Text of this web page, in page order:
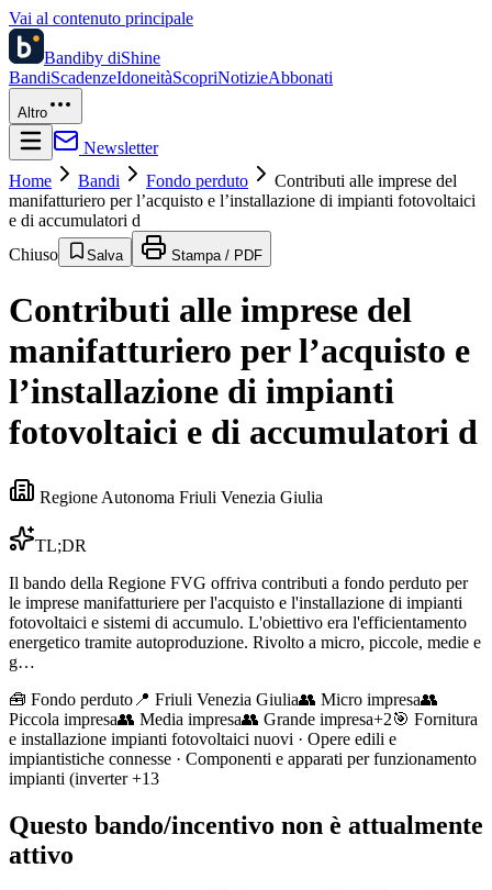
Vai al contenuto principale
Bandiby diShine
BandiScadenzeIdoneitàScopriNotizieAbbonati
Altro
Newsletter
Home
Bandi Fondo perduto
Contributi alle imprese del
manifatturiero per l’acquisto e l’installazione di impianti fotovoltaici
e di accumulatori d
Chiuso
Salva Stampa / PDF
Contributi alle imprese del
manifatturiero per l’acquisto e
l’installazione di impianti
fotovoltaici e di accumulatori d
Regione Autonoma Friuli Venezia Giulia
TL;DR
Il bando della Regione FVG offriva contributi a fondo perduto per
le imprese manifatturiere per l'acquisto e l'installazione di impianti
fotovoltaici e sistemi di accumulo. L'obiettivo era l'efficientamento
energetico tramite autoproduzione. Rivolto a micro, piccole, medie e
g…
🧰 Fondo perduto 📍 Friuli Venezia Giulia👥 Micro impresa👥
Piccola impresa👥 Media impresa👥 Grande impresa+2🎯 Fornitura
e installazione impianti fotovoltaici nuovi · Opere edili e
impiantistiche connesse · Componenti e apparati per funzionamento
impianti (inverter+13
Questo bando/incentivo non è attualmente
attivo